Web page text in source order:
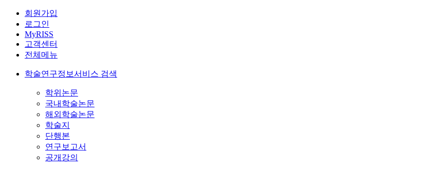
회원가입
로그인
MyRISS
고객센터
전체메뉴
학술연구정보서비스 검색
학위논문
국내학술논문
해외학술논문
학술지
단행본
연구보고서
공개강의